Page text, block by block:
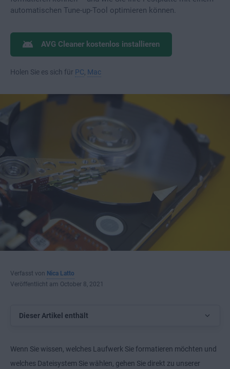
automatischen Tune-up-Tool optimieren können.
AVG Cleaner kostenlos installieren
Holen Sie es sich für PC Mac
Verfasst von Nica Latto
Veröffentlicht am October 8, 2021
Dieser Artikel enthält
Wenn Sie wissen, welches Laufwerk Sie formatieren möchten und
welches Dateisystem Sie wählen, gehen Sie direkt zu unserer